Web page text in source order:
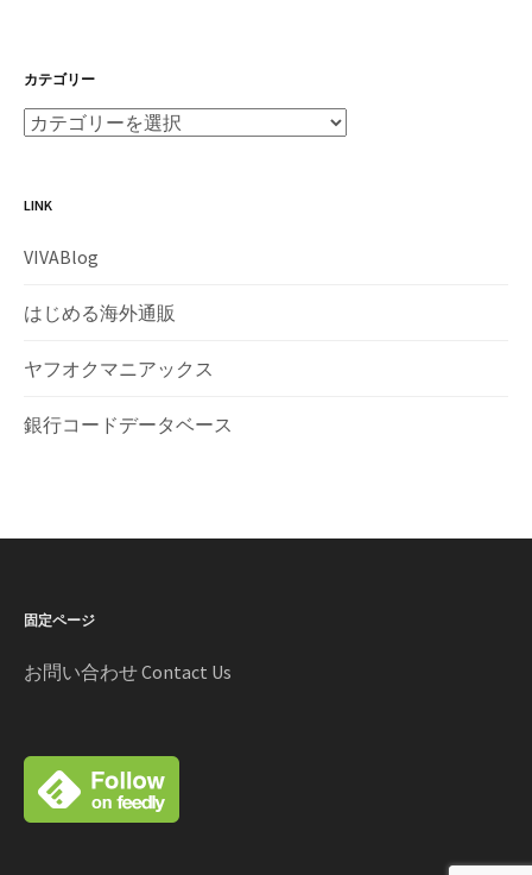
カテゴリー
LINK
VIVABlog
はじめる海外通販
ヤフオクマニアックス
銀行コードデータベース
固定ページ
お問い合わせ Contact Us